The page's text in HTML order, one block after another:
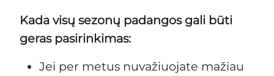
Kada visų sezonų padangos gali būti
geras pasirinkimas:
Jei per metus nuvažiuojate mažiau